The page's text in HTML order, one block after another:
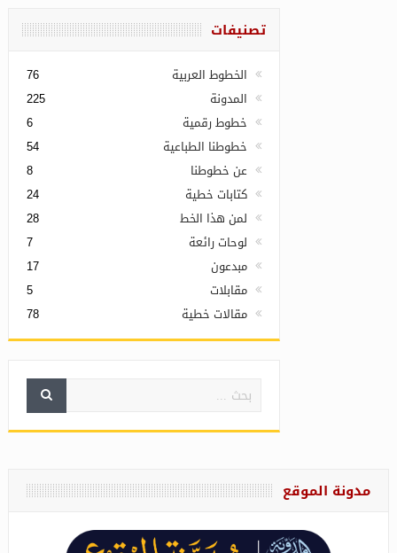
تصنيفات
الخطوط العربية 76
المدونة 225
خطوط رقمية 6
خطوطنا الطباعية 54
عن خطوطنا 8
كتابات خطية 24
لمن هذا الخط 28
لوحات رائعة 7
مبدعون 17
مقابلات 5
مقالات خطية 78
مدونة الموقع